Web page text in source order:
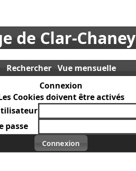
de Clar-Chaney
Rechercher Vue mensuelle
Connexion
Cookies doivent être activés
passe